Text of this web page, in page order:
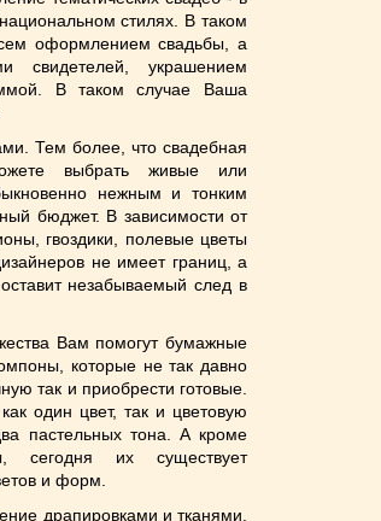
стилях. В таком
оформлением свадьбы, а
свидетелей, украшением
В таком случае Ваша
Тем более, что свадебная
выбрать живые или
нежным и тонким
бюджет. В зависимости от
гвоздики, полевые цветы
не имеет границ, а
незабываемый след в
Вам помогут бумажные
которые не так давно
так и приобрести готовые.
один цвет, так и цветовую
пастельных тона. А кроме
сегодня их существует
и форм.
драпировками и тканями.